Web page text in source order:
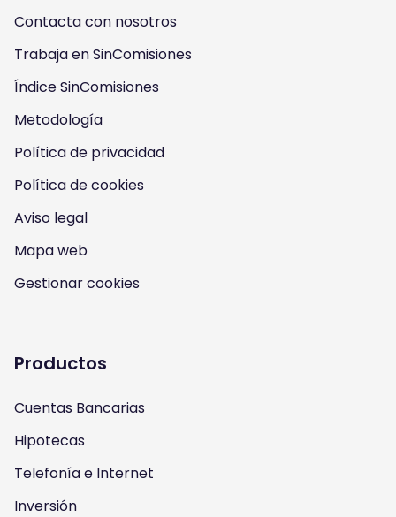
w
u
s
o
n
n
s
a
a
m
w
u
s
o
n
o
u
u
w
u
s
o
n
a
c
b
k
w
u
s
n
i
t
Contacta con nosotros
Trabaja en SinComisiones
Índice SinComisiones
Metodología
Política de privacidad
Política de cookies
Aviso legal
Mapa web
Gestionar cookies
Productos
Cuentas Bancarias
Hipotecas
Telefonía e Internet
Inversión